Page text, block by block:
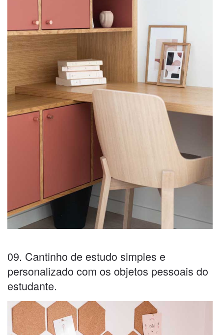
09. Cantinho de estudo simples e
personalizado com os objetos pessoais do
estudante.